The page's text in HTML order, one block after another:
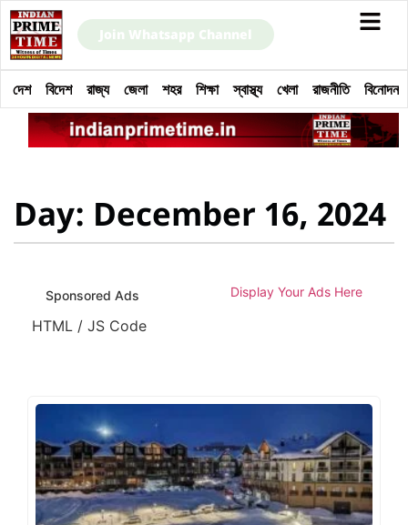
Join Whatsapp Channel
দেশ বিদেশ রাজ্য জেলা শহর শিক্ষা স্বাস্থ্য খেলা রাজনীতি বিনোদন
Day: December 16, 2024
Sponsored Ads Display Your Ads Here
HTML / JS Code